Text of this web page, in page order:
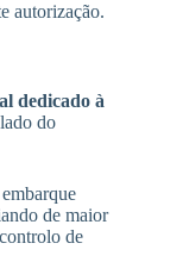
autorização.
dedicado à
do
de maior
de